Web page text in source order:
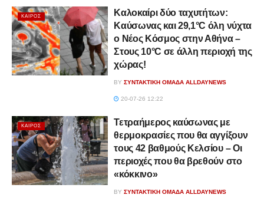
ΚΑΙΡΌΣ
Καλοκαίρι δύο ταχυτήτων:
Καύσωνας και 29,1°C όλη νύχτα
ο Νέος Κόσμος στην Αθήνα –
Στους 10°C σε άλλη περιοχή της
χώρας!
BY ΣΥΝΤΑΚΤΙΚΉ ΟΜΆΔΑ ALLDAYNEWS
20-07-26 12:22
ΚΑΙΡΌΣ
Τετραήμερος καύσωνας με
θερμοκρασίες που θα αγγίξουν
τους 42 βαθμούς Κελσίου – Οι
περιοχές που θα βρεθούν στο
«κόκκινο»
BY ΣΥΝΤΑΚΤΙΚΉ ΟΜΆΔΑ ALLDAYNEWS